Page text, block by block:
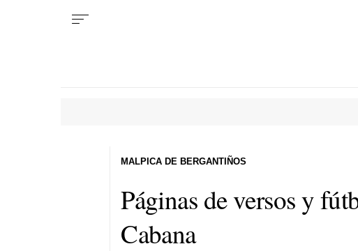
Páginas de versos y
Cabana
MALPICA DE BERGANTIÑOS